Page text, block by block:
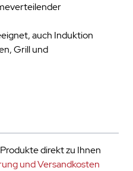
direkt zu Ihnen
und Versandkosten
auch Induktion
Grill und